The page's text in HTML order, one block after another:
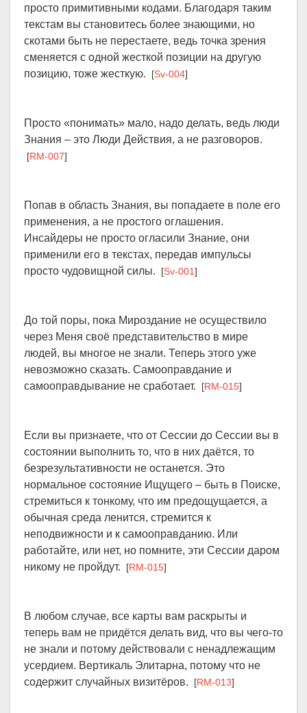
просто примитивными кодами. Благодаря таким
текстам вы становитесь более знающими, но
скотами быть не перестаете, ведь точка зрения
сменяется с одной жесткой позиции на другую
позицию, тоже жесткую. [Sv-004]
Просто «понимать» мало, надо делать, ведь люди
Знания – это Люди Действия, а не разговоров.
[RM-007]
Попав в область Знания, вы попадаете в поле его
применения, а не простого оглашения.
Инсайдеры не просто огласили Знание, они
применили его в текстах, передав импульсы
просто чудовищной силы. [Sv-001]
До той поры, пока Мироздание не осуществило
через Меня своё представительство в мире
людей, вы многое не знали. Теперь этого уже
невозможно сказать. Самооправдание и
самооправдывание не сработает. [RM-015]
Если вы признаете, что от Сессии до Сессии вы в
состоянии выполнить то, что в них даётся, то
безрезультативности не останется. Это
нормальное состояние Ищущего – быть в Поиске,
стремиться к тонкому, что им предощущается, а
обычная среда ленится, стремится к
неподвижности и к самооправданию. Или
работайте, или нет, но помните, эти Сессии даром
никому не пройдут. [RM-015]
В любом случае, все карты вам раскрыты и
теперь вам не придётся делать вид, что вы чего-то
не знали и потому действовали с ненадлежащим
усердием. Вертикаль Элитарна, потому что не
содержит случайных визитёров. [RM-013]